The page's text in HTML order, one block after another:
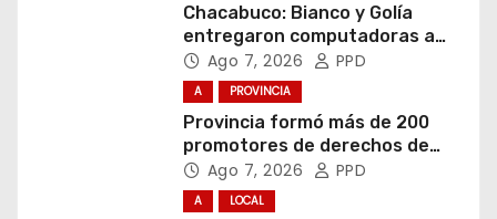
Chacabuco: Bianco y Golía
entregaron computadoras a
estudiantes
Ago 7, 2026 PPD
A PROVINCIA
Provincia formó más de 200
promotores de derechos de
niñas, niños y adolescentes
Ago 7, 2026 PPD
A LOCAL